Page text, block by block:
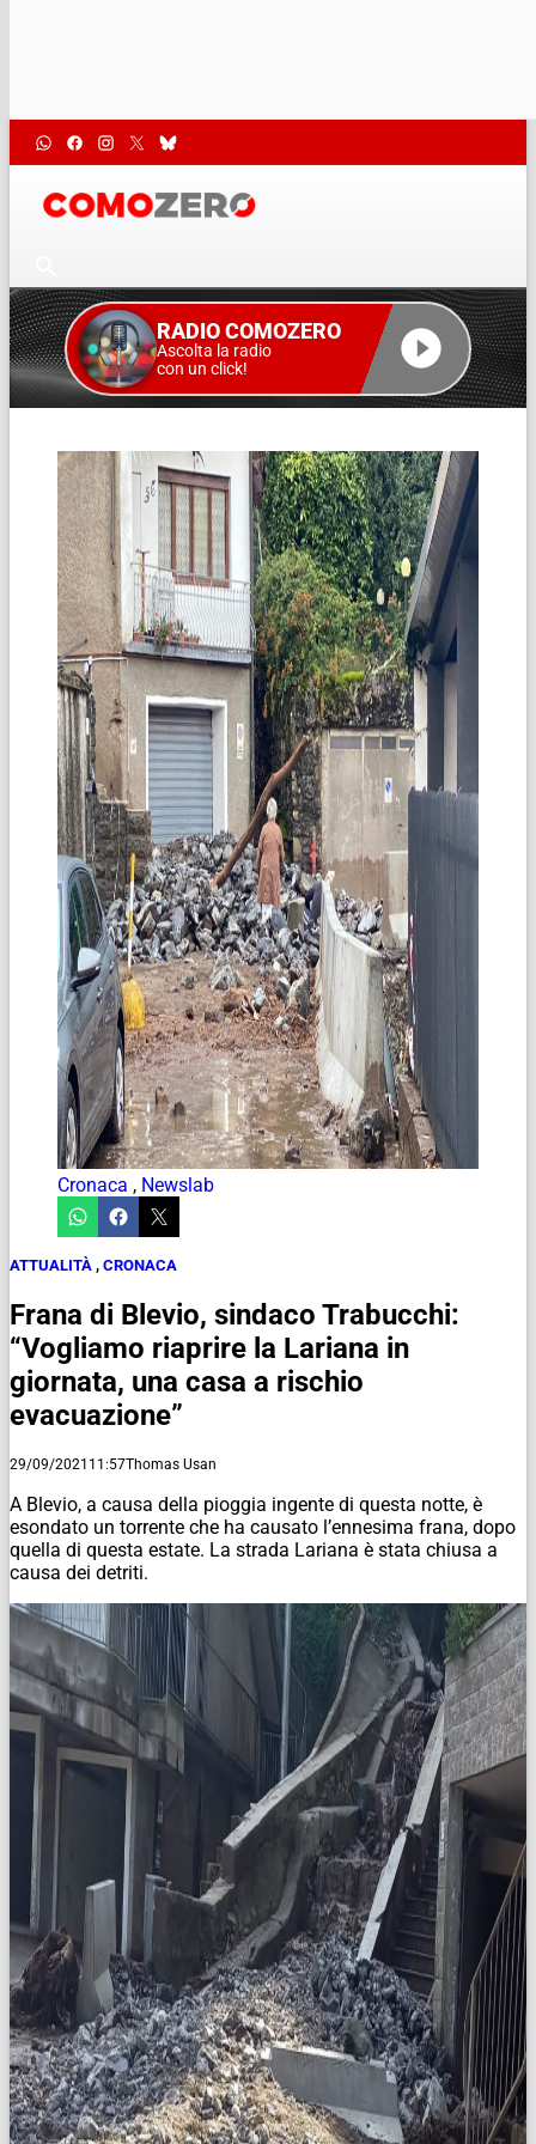
RADIO COMOZERO
Ascolta la radio
con un click!
Cronaca , Newslab
ATTUALITÀ , CRONACA
Frana di Blevio, sindaco Trabucchi:
“Vogliamo riaprire la Lariana in
giornata, una casa a rischio
evacuazione”
29/09/2021 11:57Thomas Usan
A Blevio, a causa della pioggia ingente di questa notte, è
esondato un torrente che ha causato l’ennesima frana, dopo
quella di questa estate. La strada Lariana è stata chiusa a
causa dei detriti.